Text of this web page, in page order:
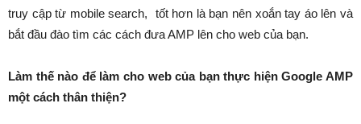
truy cập từ mobile search, tốt hơn là bạn nên xoắn tay áo lên và
bắt đầu đào tìm các cách đưa AMP lên cho web của bạn.
Làm thế nào để làm cho web của bạn thực hiện Google AMP
một cách thân thiện?